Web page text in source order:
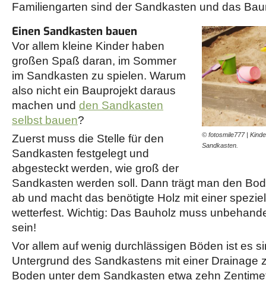
Familiengarten sind der Sandkasten und das
© fotosmile777 |
Sandkasten.
Einen Sandkasten bauen
Vor allem kleine Kinder haben
großen Spaß daran, im Sommer
im Sandkasten zu spielen. Warum
also nicht ein Bauprojekt daraus
machen und den Sandkasten
selbst bauen?
Zuerst muss die Stelle für den
Sandkasten festgelegt und
abgesteckt werden, wie groß der
Sandkasten werden soll. Dann trägt man den
ab und macht das benötigte Holz mit einer
wetterfest. Wichtig: Das Bauholz muss
sein!
Vor allem auf wenig durchlässigen Böden ist es
Untergrund des Sandkastens mit einer Drainage
Boden unter dem Sandkasten etwa zehn